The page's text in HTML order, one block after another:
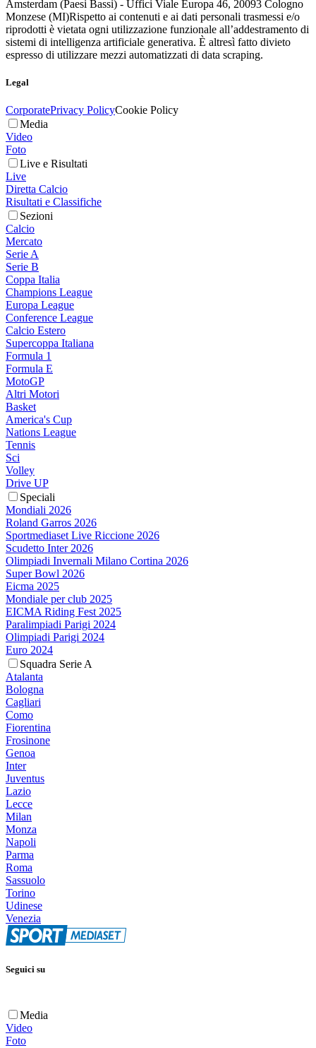
Amsterdam (Paesi Bassi) - Uffici Viale Europa 46, 20093 Cologno
Monzese (MI)Rispetto ai contenuti e ai dati personali trasmessi e/o
riprodotti è vietata ogni utilizzazione funzionale all’addestramento di
sistemi di intelligenza artificiale generativa. È altresì fatto divieto
espresso di utilizzare mezzi automatizzati di data scraping.
Legal
CorporatePrivacy PolicyCookie Policy
Media
Video
Foto
Live e Risultati
Live
Diretta Calcio
Risultati e Classifiche
Sezioni
Calcio
Mercato
Serie A
Serie B
Coppa Italia
Champions League
Europa League
Conference League
Calcio Estero
Supercoppa Italiana
Formula 1
Formula E
MotoGP
Altri Motori
Basket
America's Cup
Nations League
Tennis
Sci
Volley
Drive UP
Speciali
Mondiali 2026
Roland Garros 2026
Sportmediaset Live Riccione 2026
Scudetto Inter 2026
Olimpiadi Invernali Milano Cortina 2026
Super Bowl 2026
Eicma 2025
Mondiale per club 2025
EICMA Riding Fest 2025
Paralimpiadi Parigi 2024
Olimpiadi Parigi 2024
Euro 2024
Squadra Serie A
Atalanta
Bologna
Cagliari
Como
Fiorentina
Frosinone
Genoa
Inter
Juventus
Lazio
Lecce
Milan
Monza
Napoli
Parma
Roma
Sassuolo
Torino
Udinese
Venezia
Seguici su
Media
Video
Foto